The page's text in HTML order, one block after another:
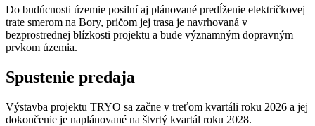
Do budúcnosti územie posilní aj plánované predĺženie električkovej
trate smerom na Bory, pričom jej trasa je navrhovaná v
bezprostrednej blízkosti projektu a bude významným dopravným
prvkom územia.
Spustenie predaja
Výstavba projektu TRYO sa začne v treťom kvartáli roku 2026 a jej
dokončenie je naplánované na štvrtý kvartál roku 2028.